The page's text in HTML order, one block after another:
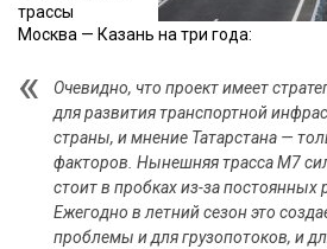
трассы
Москва — Казань на три года:
Очевидно, что проект имеет
для развития транспортной
страны, и мнение Татарстана —
факторов. Нынешняя трасса М7
стоит в пробках из-за постоянных
Ежегодно в летний сезон это
проблемы и для грузопотоков, и